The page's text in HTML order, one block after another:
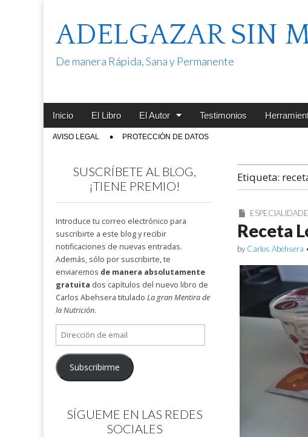
ADELGAZAR SIN
De manera Rápida, Sana y Permanente
Main
Skip
content
Inicio El Libro El Autor Testimonios
SubAVISO LEGAL PROTECCIÓN DE DATOS
Etiqueta:
Receta
by Carlos Abehsera
SUSCRÍBETE AL BLOG,
¡TIENE PREMIO!
Introduce tu correo electrónico para
suscribirte a este blog y recibir
notificaciones de nuevas entradas.
Además, sólo por suscribirte, te
enviaremos de manera absolutamente
gratuita dos capítulos del nuevo libro de
Carlos Abehsera titulado La gran Mentira de
la Nutrición.
Dirección
de
email
Subscribirme
SÍGUEME EN LAS REDES
SOCIALES